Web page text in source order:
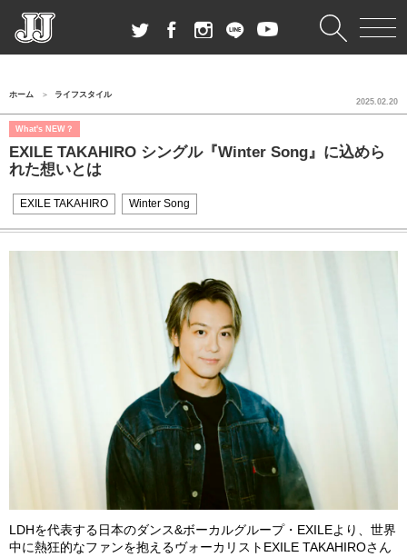
ホーム ライフスタイル
What's NEW？
EXILE TAKAHIRO シングル『Winter Song』に込めら
れた想いとは
2025.02.20
EXILE TAKAHIRO Winter Song
LDHを代表する日本のダンス&ボーカルグループ・EXILEより、世界
中に熱狂的なファンを抱えるヴォーカリストEXILE TAKAHIROさん